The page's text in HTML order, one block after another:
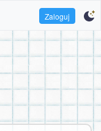
Zaloguj